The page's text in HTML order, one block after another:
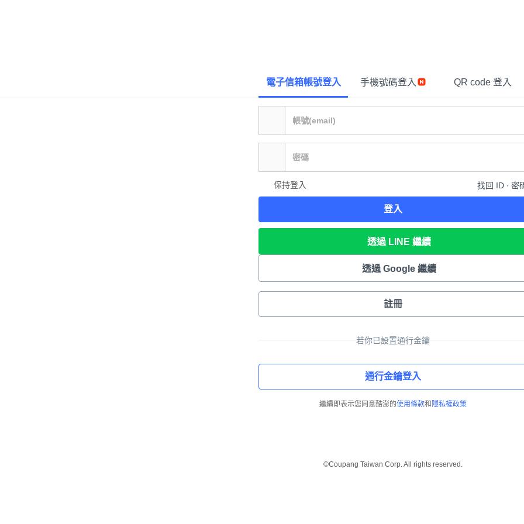
電子信箱帳號登入 手機號碼登入 QR code 登入
保持登入 找回 ID ∙ 密
登入
透過 LINE 繼續
透過 Google 繼續
註冊
若你已設置通行金鑰
通行金鑰登入
繼續即表示您同意酷澎的使用條款和 隱私權政策
©Coupang Taiwan Corp. All rights reserved.